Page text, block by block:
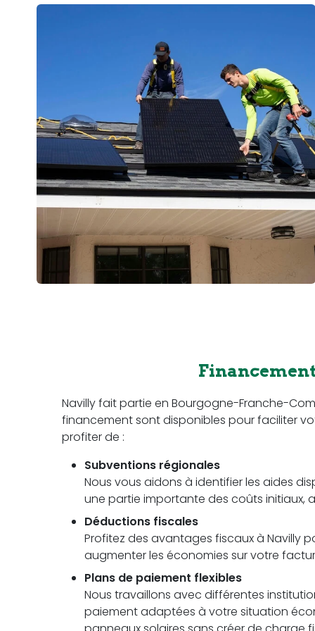
Navilly fait partie en Bourgogne-Franche-
financement sont disponibles pour faciliter
profiter de :
Subventions régionales
Nous vous aidons à identifier les aides
une partie importante des coûts initiaux,
Déductions fiscales
Profitez des avantages fiscaux à Navilly
augmenter les économies sur votre
Plans de paiement flexibles
Nous travaillons avec différentes
paiement adaptées à votre situation